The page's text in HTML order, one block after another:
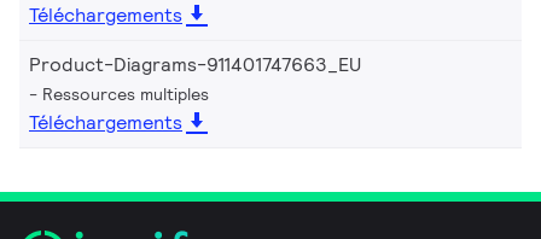
Téléchargements
Product-Diagrams-911401747663_EU
Ressources multiples
Téléchargements